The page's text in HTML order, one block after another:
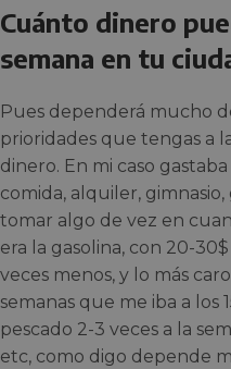
Cuánto dinero
semana en tu
Pues dependerá mucho
prioridades que tengas a
dinero. En mi caso
comida, alquiler,
tomar algo de vez en
era la gasolina, con 20-
veces menos, y lo más
semanas que me iba a los
pescado 2-3 veces a la
etc, como digo depende